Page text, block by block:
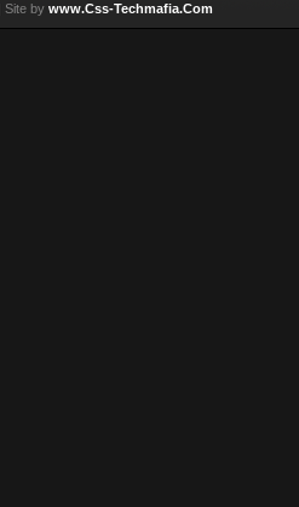
| Site by www.Css-Techmafia.Com